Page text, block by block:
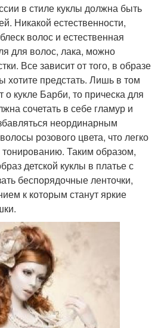
в стиле куклы должна быть
Никакой естественности,
волос и естественная
для волос, лака, можно
Все зависит от того, в образе
хотите предстать. Лишь в том
о кукле Барби, то прическа для
сочетать в себе гламур и
неординарным
розового цвета, что легко
Таким образом,
детской куклы в платье с
беспорядочные ленточки,
к которым станут яркие